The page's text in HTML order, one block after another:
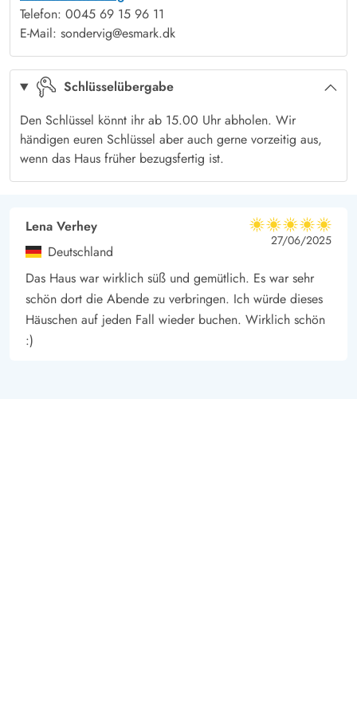
Søndervigist ein beliebtes Urlaubsgebiet mit viel Leben und
guter Stimmung, besonders im Sommer. In nur 700 Meter vom
Läden und Restaurants gib, findet ihr Zerstreuung. Vielleicht
solltet ihr euch nach dem Grillen auf der Terrasse in einem der
Eiscafés eine köstliche Erfrischung gönnen?
* Zu diesem Ferienhaus gehört nur ein Parkplatz, welcher ca.
50m vom Haus entfernt ist, da das Haus sich den Parkplatz mit
den umliegenden Ferienhäusern teilt.
Telefon: 0045 69 15 96 11
E-Mail: sondervig@esmark.dk
Schlüsselübergabe
Den Schlüssel könnt ihr ab 15.00 Uhr abholen. Wir
händigen euren Schlüssel aber auch gerne vorzeitig aus,
wenn das Haus früher bezugsfertig ist.
Lena Verhey
Deutschland
5 von 5
5 von 5
5 out of 5
27/06/2025
Das Haus war wirklich süß und gemütlich. Es war sehr
schön dort die Abende zu verbringen. Ich würde dieses
Häuschen auf jeden Fall wieder buchen. Wirklich schön
:)